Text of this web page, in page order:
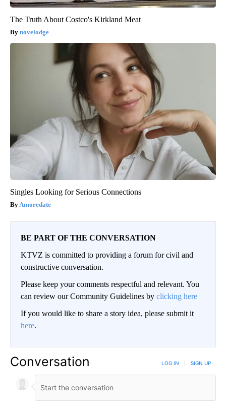
The Truth About Costco's Kirkland Meat
novelodge
Singles Looking for Serious Connections
Amoredate
BE PART OF THE CONVERSATION
KTVZ is committed to providing a forum for civil and
constructive conversation.
Please keep your comments respectful and relevant. You
can review our Community Guidelines by clicking here
If you would like to share a story idea, please submit it
here.
Conversation LOG IN SIGN UP